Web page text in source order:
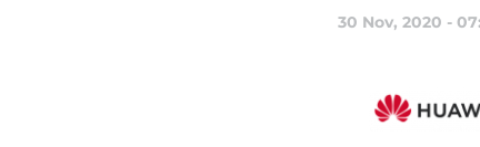
30 Nov, 2020 -